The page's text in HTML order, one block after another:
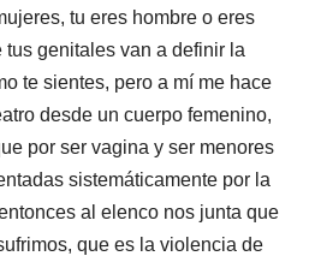
tu eres hombre o eres
tus genitales van a definir la
te sientes, pero a mí me hace
desde un cuerpo femenino,
por ser vagina y ser menores
sistemáticamente por la
al elenco nos junta que
que es la violencia de